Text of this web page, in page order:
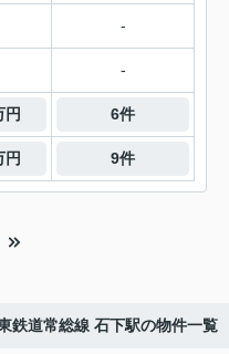
-
-
円 6件
円 9件
鉄道常総線 石下駅の物件一覧